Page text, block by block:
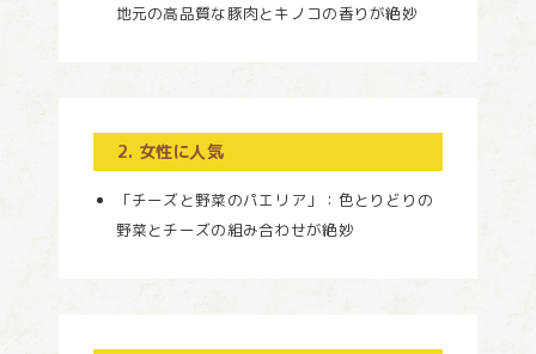
地元の高品質な豚肉とキノコの香りが絶妙
2. 女性に人気
「チーズと野菜のパエリア」：色とりどりの
野菜とチーズの組み合わせが絶妙